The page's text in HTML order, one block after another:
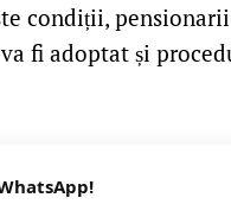
condiții,
fi adoptat și